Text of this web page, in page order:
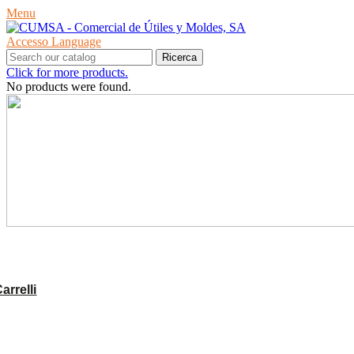
Menu
Accesso Language
Ricerca
Click for more products.
No products were found.